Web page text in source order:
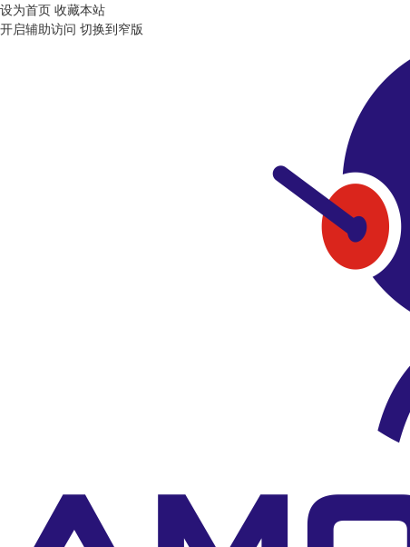
设为首页 收藏本站
开启辅助访问 切换到窄版